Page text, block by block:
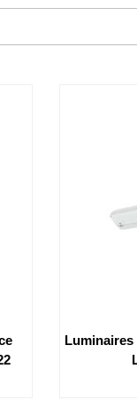
Luminaires